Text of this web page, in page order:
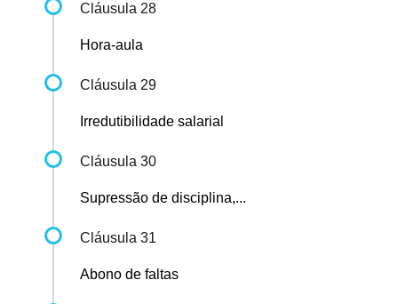
Cláusula 28
Hora-aula
Cláusula 29
Irredutibilidade salarial
Cláusula 30
Supressão de disciplina,...
Cláusula 31
Abono de faltas